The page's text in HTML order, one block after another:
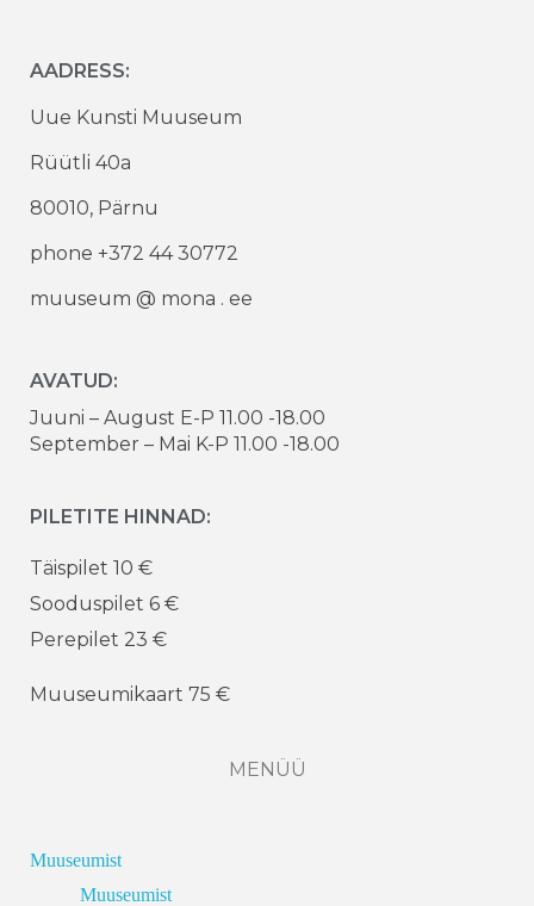
AADRESS:
Uue Kunsti Muuseum
Rüütli 40a
80010, Pärnu
phone +372 44 30772
muuseum @ mona . ee
AVATUD:
Juuni – August E-P 11.00 -18.00
September – Mai K-P 11.00 -18.00
PILETITE HINNAD:
Täispilet 10 €
Sooduspilet 6 €
Perepilet 23 €
Muuseumikaart 75 €
MENÜÜ
Muuseumist
Muuseumist